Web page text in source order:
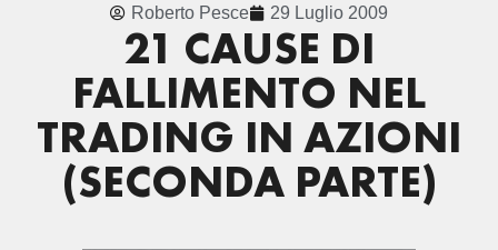
Roberto Pesce 29 Luglio 2009
21 CAUSE DI
FALLIMENTO NEL
TRADING IN AZIONI
(SECONDA PARTE)